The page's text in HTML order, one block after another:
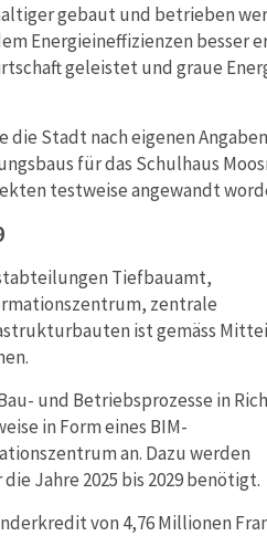
gebaut und betrieben
Energieineffizienzen besser
geleistet und graue
Stadt nach eigenen Angaben
für das Schulhaus
testweise angewandt
Tiefbauamt,
zentrale
ist gemäss
und Betriebsprozesse in
in Form eines BIM-
an. Dazu werden
Jahre 2025 bis 2029 benötigt.
von 4,76 Millionen